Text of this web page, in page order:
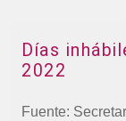
Días
2022
Fuente: